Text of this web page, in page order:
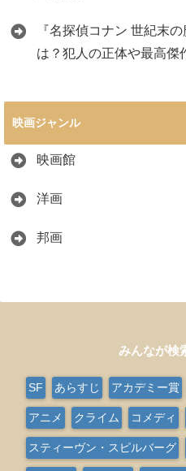
『名探偵コナン 世紀末
は？犯人の正体や最高傑
映画ジャンル
映画館
洋画
邦画
みんなが検
SF あらすじ アカデミー賞
アニメ クライム コメディ
スティーヴン・スピルバーグ